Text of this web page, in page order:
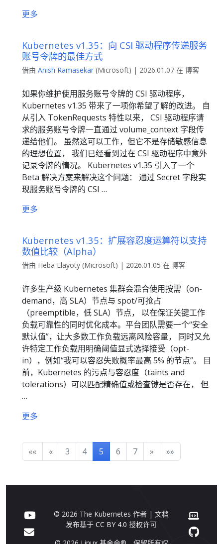
更多
Kubernetes v1.35：向 CSI 驱动程序传递服务
账号令牌的最佳方式
借由 Anish Ramasekar (Microsoft) | 2026.01.07 在 博客
如果你维护使用服务账号令牌的 CSI 驱动程序，
Kubernetes v1.35 带来了一项你希望了解的改进。 自
从引入 TokenRequests 特性以来， CSI 驱动程序请
求的服务账号令牌一直通过 volume_context 字段传
递给他们。 虽然这可以工作，但它不是存储敏感信息
的理想位置， 我们已经看到过在 CSI 驱动程序中意外
记录令牌的情况。 Kubernetes v1.35 引入了一个
Beta 解决方案来解决这个问题： 通过 Secret 字段实
现服务账号令牌的 CSI …
更多
Kubernetes v1.35：扩展容忍度运算符以支持
数值比较（Alpha）
借由 Heba Elayoty (Microsoft) | 2026.01.05 在 博客
许多生产级 Kubernetes 集群会混合使用按需（on-
demand，高 SLA）节点与 spot/可抢占
（preemptible，低 SLA）节点， 以在保证关键工作
负载可靠性的同时优化成本。平台团队需要一个“安全
默认值”，让大多数工作负载远离风险容量， 同时又允
许特定工作负载用明确阈值显式选择接受（opt-
in），例如“我可以容忍失败概率最高 5% 的节点”。 目
前，Kubernetes 的污点与容忍度（taints and
tolerations）可以匹配精确值或检查键是否存在， 但
…
更多
«« « 3 4 5 6 7 » »»
© 2026 The Kubernetes 作者 | 文档
发布基于CC BY 4.0 授权许可